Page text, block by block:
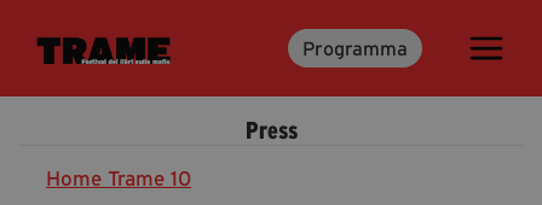
Programma
Trame.15
Libri | Trame.15
Press
Home Trame 10